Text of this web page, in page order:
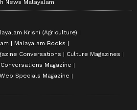
News Malayalam
Krishi (Agriculture)
Malayalam Books
Conversations
Culture Magazines
Conversations Magazine
Web Specials Magazine